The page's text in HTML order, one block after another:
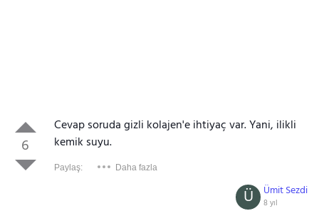
6
Cevap soruda gizli kolajen'e ihtiyaç var. Yani, ilikli
kemik suyu.
Paylaş: Daha fazla
Ümit Sezdi
8 yıl
Ü
Gezinti Menüsü